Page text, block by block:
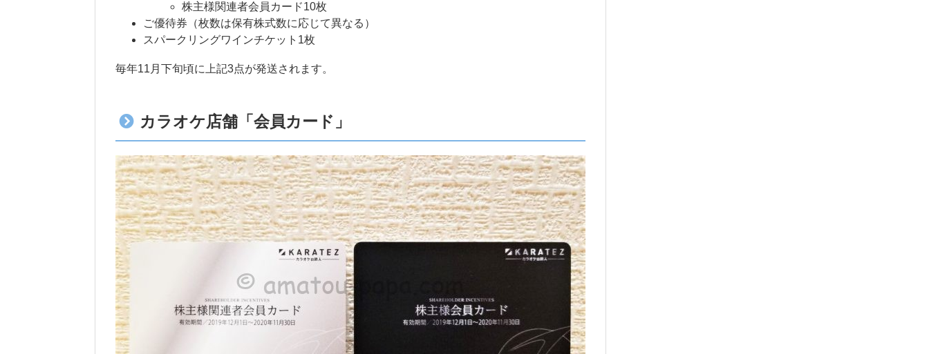
株主様関連者会員カード10枚
ご優待券（枚数は保有株式数に応じて異なる）
スパークリングワインチケット1枚
毎年11月下旬頃に上記3点が発送されます。
カラオケ店舗「会員カード」